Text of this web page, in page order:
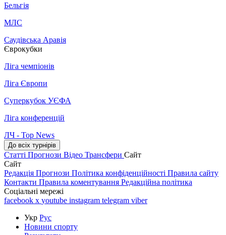
Бельгія
МЛС
Саудівська Аравія
Єврокубки
Ліга чемпіонів
Ліга Європи
Суперкубок УЄФА
Ліга конференцій
ЛЧ - Top News
До всіх турнірів
Статті Прогнози Відео Трансфери Сайт
Сайт
Редакція Прогнози Політика конфіденційності Правила сайту
Контакти Правила коментування Редакційна політика
Соціальні мережі
facebook x youtube instagram telegram viber
Укр Рус
Новини спорту